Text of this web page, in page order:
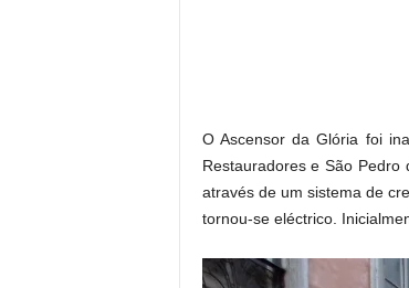
O Ascensor da Glória foi
Restauradores e São
através de um sistema de
tornou-se eléctrico.